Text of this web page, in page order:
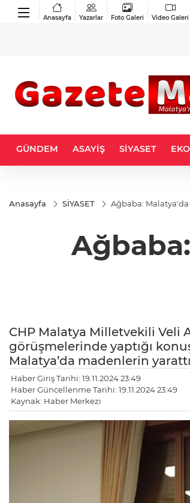
Anasayfa Yazarlar Foto Galeri Video Galeri
GÜNDEM ASAYİŞ SİYASET
Anasayfa SİYASET Ağbaba:
CHP Malatya Milletvekili Veli
görüşmelerinde yaptığı
Malatya’da madenlerin
Haber Giriş Tarihi: 19.11.2024 23:49
Haber Güncellenme Tarihi: 19.11.2024 23:49
Kaynak: Haber Merkezi